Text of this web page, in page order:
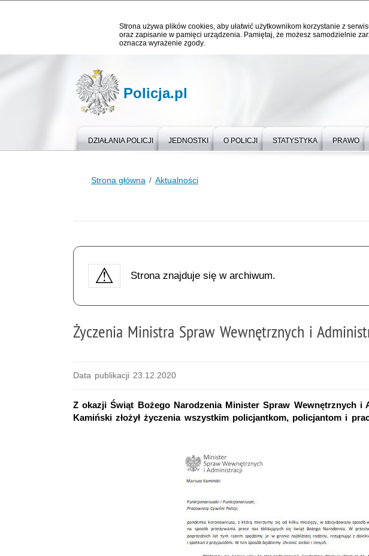
Strona używa plików cookies, aby ułatwić użytkownikom korzystanie z
oraz zapisanie w pamięci urządzenia. Pamiętaj, że możesz samodzielnie
oznacza wyrażenie zgody.
Policja.pl
DZIAŁANIA POLICJI JEDNOSTKI O POLICJI STATYSTYKA PRAWO
Strona główna Aktualności
Strona znajduje się w archiwum.
Życzenia Ministra Spraw Wewnętrznych i
Data publikacji 23.12.2020
Z okazji Świąt Bożego Narodzenia Minister Spraw Wewnętrznych i
Kamiński złożył życzenia wszystkim policjantkom, policjantom i